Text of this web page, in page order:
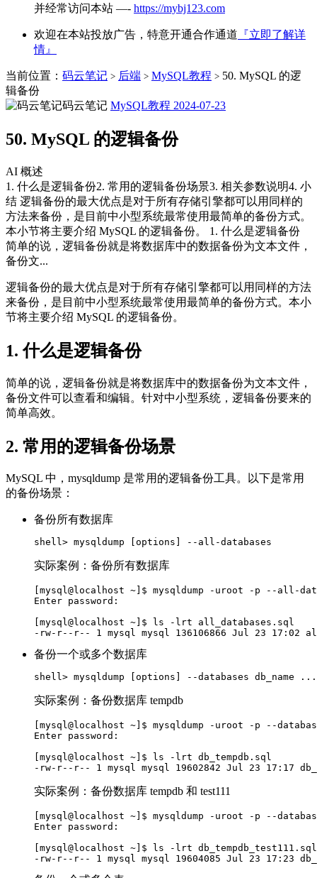
并经常访问本站 —- https://mybj123.com
欢迎在本站投放广告，特意开通合作通道 『立即了解详
情』
当前位置： 码云笔记 > 后端 > MySQL教程 > 50. MySQL 的逻
辑备份
码云笔记 MySQL教程 2024-07-23
50. MySQL 的逻辑备份
AI 概述
1. 什么是逻辑备份2. 常用的逻辑备份场景3. 相关参数说明4. 小
结 逻辑备份的最大优点是对于所有存储引擎都可以用同样的
方法来备份，是目前中小型系统最常使用最简单的备份方式。
本小节将主要介绍 MySQL 的逻辑备份。 1. 什么是逻辑备份
简单的说，逻辑备份就是将数据库中的数据备份为文本文件，
备份文...
逻辑备份的最大优点是对于所有存储引擎都可以用同样的方法
来备份，是目前中小型系统最常使用最简单的备份方式。本小
节将主要介绍 MySQL 的逻辑备份。
1. 什么是逻辑备份
简单的说，逻辑备份就是将数据库中的数据备份为文本文件，
备份文件可以查看和编辑。针对中小型系统，逻辑备份要来的
简单高效。
2. 常用的逻辑备份场景
MySQL 中，mysqldump 是常用的逻辑备份工具。以下是常用
的备份场景：
备份所有数据库
实际案例：备份所有数据库
[mysql@localhost ~]$ mysqldump -uroot -p --all-
Enter password:
[mysql@localhost ~]$ ls -lrt all_databases.sql
备份一个或多个数据库
实际案例：备份数据库 tempdb
[mysql@localhost ~]$ mysqldump -uroot -p --
Enter password:
[mysql@localhost ~]$ ls -lrt db_tempdb.sql
实际案例：备份数据库 tempdb 和 test111
[mysql@localhost ~]$ mysqldump -uroot -p --
Enter password:
[mysql@localhost ~]$ ls -lrt